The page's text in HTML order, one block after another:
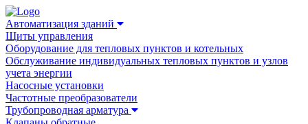
Автоматизация зданий
Щиты управления
Оборудование для тепловых пунктов и котельных
Обслуживание индивидуальных тепловых пунктов и узлов
учета энергии
Насосные установки
Частотные преобразователи
Трубопроводная арматура